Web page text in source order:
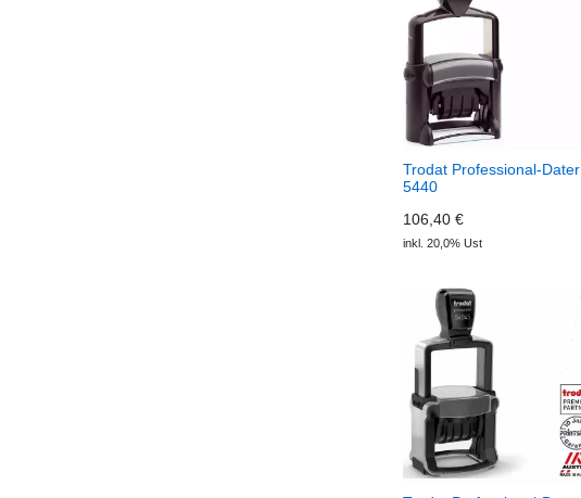
Trodat Professional-Dater
5440
106,40 €
inkl. 20,0% Ust